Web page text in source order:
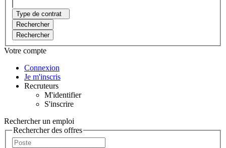
Type de contrat
Rechercher
Rechercher
Votre compte
Connexion
Je m'inscris
Recruteurs
M'identifier
S'inscrire
Rechercher un emploi
Rechercher des offres